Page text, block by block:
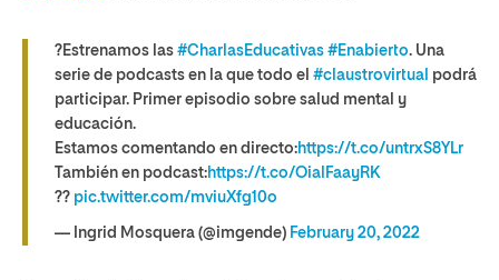
?Estrenamos las #CharlasEducativas #Enabierto. Una
serie de podcasts en la que todo el #claustrovirtual podrá
participar. Primer episodio sobre salud mental y
educación.
Estamos comentando en directo:https://t.co/untrxS8YLr
También en podcast:https://t.co/OialFaayRK
?? pic.twitter.com/mviuXfg10o
— Ingrid Mosquera (@imgende) February 20, 2022